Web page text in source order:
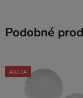
Podobné
AKCIA
ZĽAVA